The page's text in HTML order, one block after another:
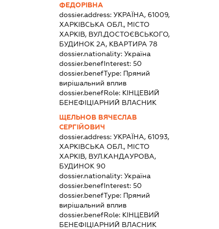
ФЕДОРІВНА
dossier.address: УКРАЇНА, 61009,
ХАРКІВСЬКА ОБЛ., МІСТО
ХАРКІВ, ВУЛ.ДОСТОЄВСЬКОГО,
БУДИНОК 2А, КВАРТИРА 78
dossier.nationality: Україна
dossier.benefInterest: 50
dossier.benefType: Прямий
вирішальний вплив
dossier.benefRole: КІНЦЕВИЙ
БЕНЕФІЦІАРНИЙ ВЛАСНИК
ЩЕЛЬНОВ ВЯЧЕСЛАВ
СЕРГІЙОВИЧ
dossier.address: УКРАЇНА, 61093,
ХАРКІВСЬКА ОБЛ., МІСТО
ХАРКІВ, ВУЛ.КАНДАУРОВА,
БУДИНОК 90
dossier.nationality: Україна
dossier.benefInterest: 50
dossier.benefType: Прямий
вирішальний вплив
dossier.benefRole: КІНЦЕВИЙ
БЕНЕФІЦІАРНИЙ ВЛАСНИК